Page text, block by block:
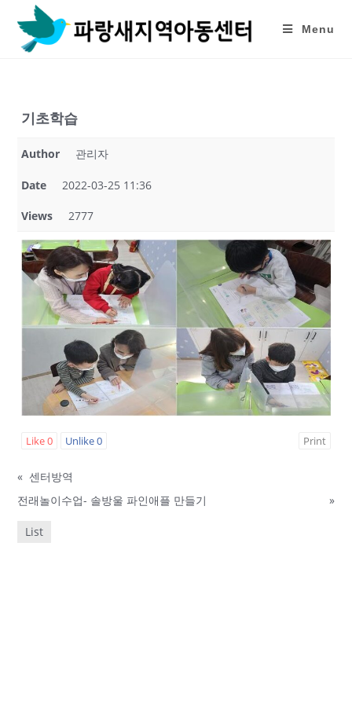
content
Menu
기초학습
Author 관리자
Date 2022-03-25 11:36
Views 2777
Like0 Unlike0 Print
« 센터방역
전래놀이수업- 솔방울 파인애플 만들기
»
List